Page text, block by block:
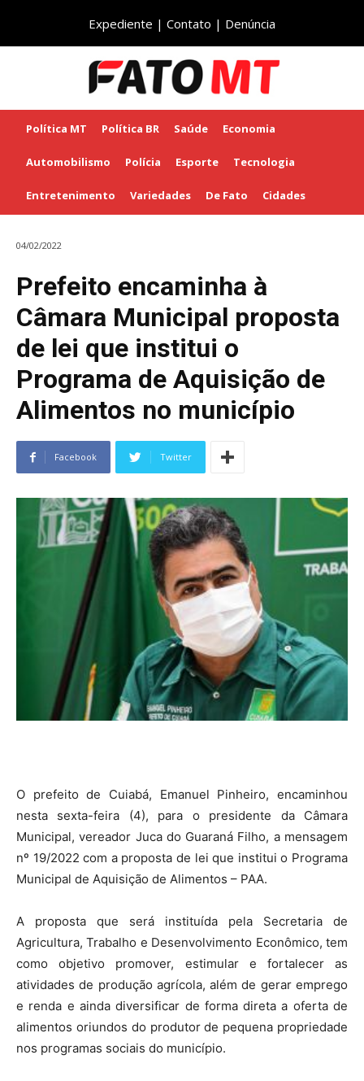
Expediente | Contato | Denúncia
Política MT Política BR Saúde Economia
Automobilismo Polícia Esporte Tecnologia
Entretenimento Variedades De Fato Cidades
04/02/2022
Prefeito encaminha à
Câmara Municipal proposta
de lei que institui o
Programa de Aquisição de
Alimentos no município
Facebook Twitter
O prefeito de Cuiabá, Emanuel Pinheiro, encaminhou
nesta sexta-feira (4), para o presidente da Câmara
Municipal, vereador Juca do Guaraná Filho, a mensagem
nº 19/2022 com a proposta de lei que institui o Programa
Municipal de Aquisição de Alimentos – PAA.
A proposta que será instituída pela Secretaria de
Agricultura, Trabalho e Desenvolvimento Econômico, tem
como objetivo promover, estimular e fortalecer as
atividades de produção agrícola, além de gerar emprego
e renda e ainda diversificar de forma direta a oferta de
alimentos oriundos do produtor de pequena propriedade
nos programas sociais do município.